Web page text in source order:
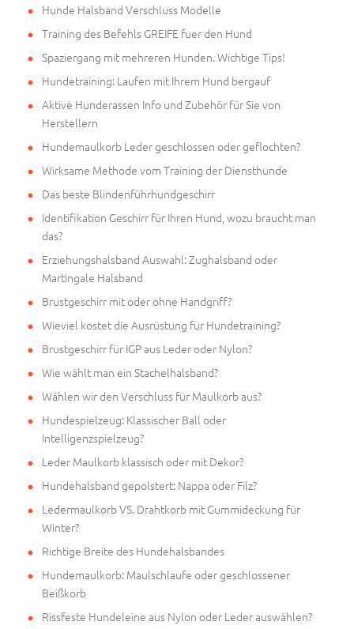
Hunde Halsband Verschluss Modelle
Training des Befehls GREIFE fuer den Hund
Spaziergang mit mehreren Hunden. Wichtige Tips!
Hundetraining: Laufen mit Ihrem Hund bergauf
Aktive Hunderassen Info und Zubehör für Sie von
Herstellern
Hundemaulkorb Leder geschlossen oder geflochten?
Wirksame Methode vom Training der Diensthunde
Das beste Blindenführhundgeschirr
Identifikation Geschirr für Ihren Hund, wozu braucht man
das?
Erziehungshalsband Auswahl: Zughalsband oder
Martingale Halsband
Brustgeschirr mit oder ohne Handgriff?
Wieviel kostet die Ausrüstung für Hundetraining?
Brustgeschirr für IGP aus Leder oder Nylon?
Wie wählt man ein Stachelhalsband?
Wählen wir den Verschluss für Maulkorb aus?
Hundespielzeug: Klassischer Ball oder
Intelligenzspielzeug?
Leder Maulkorb klassisch oder mit Dekor?
Hundehalsband gepolstert: Nappa oder Filz?
Ledermaulkorb VS. Drahtkorb mit Gummideckung für
Winter?
Richtige Breite des Hundehalsbandes
Hundemaulkorb: Maulschlaufe oder geschlossener
Beißkorb
Rissfeste Hundeleine aus Nylon oder Leder auswählen?